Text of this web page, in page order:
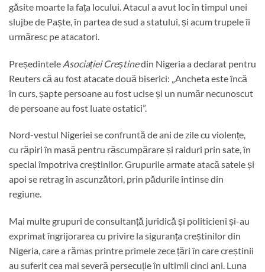
găsite moarte la fața locului. Atacul a avut loc în timpul unei
slujbe de Paște, în partea de sud a statului, și acum trupele îi
urmăresc pe atacatori.
Președintele Asociației Creștinedin Nigeria a declarat pentru
Reuters că au fost atacate două biserici: „Ancheta este încă
în curs, șapte persoane au fost ucise și un număr necunoscut
de persoane au fost luate ostatici”.
Nord-vestul Nigeriei se confruntă de ani de zile cu violențe,
cu răpiri în masă pentru răscumpărare și raiduri prin sate, în
special împotriva creștinilor. Grupurile armate atacă satele și
apoi se retrag în ascunzători, prin pădurile întinse din
regiune.
Mai multe grupuri de consultanță juridică și politicieni și-au
exprimat îngrijorarea cu privire la siguranța creștinilor din
Nigeria, care a rămas printre primele zece țări în care creștinii
au suferit cea mai severă persecuție în ultimii cinci ani. Luna